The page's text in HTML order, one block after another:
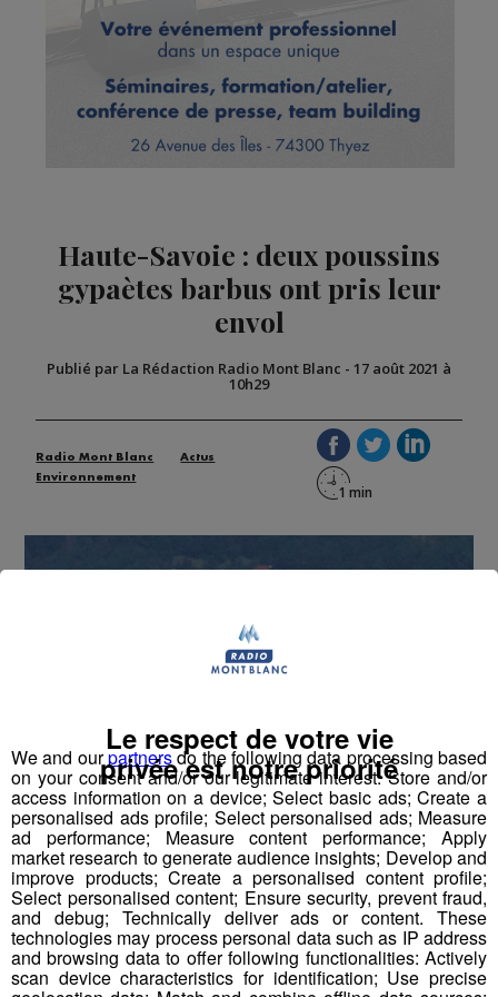
Haute-Savoie : deux poussins
gypaètes barbus ont pris leur
envol
Publié par La Rédaction Radio Mont Blanc - 17 août 2021 à
10h29
Radio Mont Blanc
Actus
Environnement
© Asters
Le département compte 5 couples de gypaètes en
âge de se reproduire.
We and ourpartnersdo the following data processing based
on your consent and/or our legitimate interest: Store and/or
access information on a device; Select basic ads; Create a
personalised ads profile; Select personalised ads; Measure
ad performance; Measure content performance; Apply
market research to generate audience insights; Develop and
improve products; Create a personalised content profile;
Select personalised content; Ensure security, prevent fraud,
and debug; Technically deliver ads or content. These
technologies may process personal data such as IP address
and browsing data to offer following functionalities: Actively
scan device characteristics for identification; Use precise
Le respect de votre vie
privée est notre priorité